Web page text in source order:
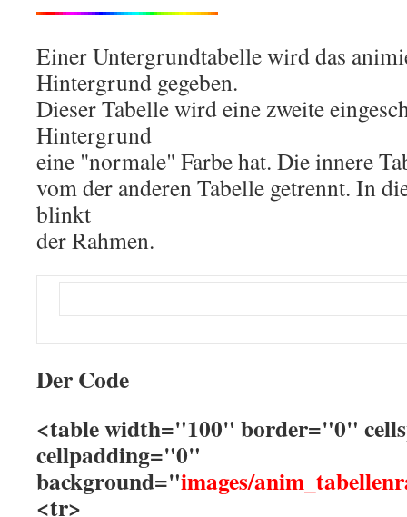
Einer Untergrundtabelle wird das
Hintergrund gegeben.
Dieser Tabelle wird eine zweite
Hintergrund
eine "normale" Farbe hat. Die innere
vom der anderen Tabelle getrennt. In
blinkt
der Rahmen.
Der Code
<table width="100" border="0"
cellpadding="0"
background="images/
<tr>